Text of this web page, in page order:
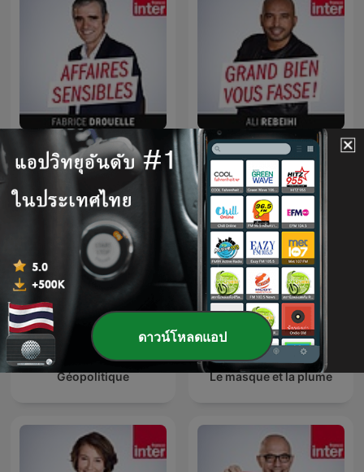
Affaires sensibles Grand bien vous fasse !
Géopolitique Le masque et la plume
ดาวน์โหลดแอป